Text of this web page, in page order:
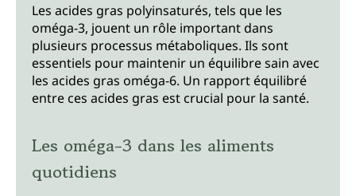
Les acides gras polyinsaturés, tels que les
oméga-3, jouent un rôle important dans
plusieurs processus métaboliques. Ils sont
essentiels pour maintenir un équilibre sain avec
les acides gras oméga-6. Un rapport équilibré
entre ces acides gras est crucial pour la santé.
Les oméga-3 dans les aliments
quotidiens